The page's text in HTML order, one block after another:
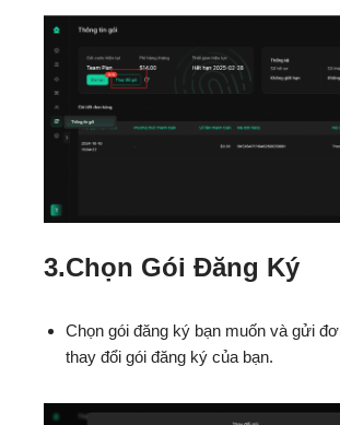
3.Chọn Gói Đăng Ký
Chọn gói đăng ký bạn muốn và gửi
thay đổi gói đăng ký của bạn.